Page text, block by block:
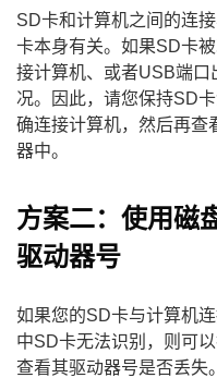
SD卡和计算机之间的连
卡本身有关。如果SD卡
接计算机、或者USB端
况。因此，请您保持SD
确连接计算机，然后再查
器中。
方案二：使用磁
驱动器号
如果您的SD卡与计算机
中SD卡无法识别，则可
查看其驱动器号是否丢失